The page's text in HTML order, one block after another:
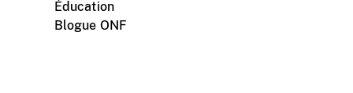
Éducation
Blogue ONF